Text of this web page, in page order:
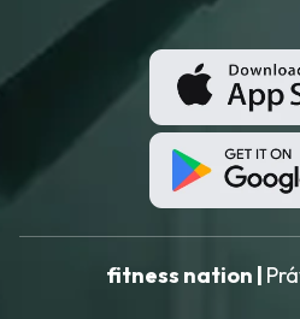
fitness nation |